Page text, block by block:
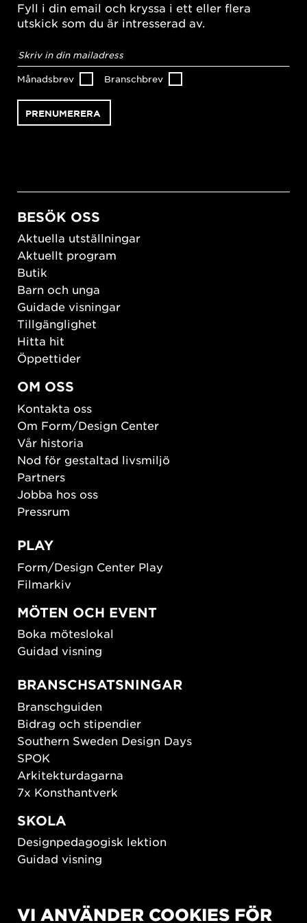
Fyll i din email och kryssa i ett eller flera
utskick som du är intresserad av.
postadress*
Månadsbrev Branschbrev
BESÖK OSS
Aktuella utställningar
Aktuellt program
Butik
Barn och unga
Guidade visningar
Tillgänglighet
Hitta hit
Öppettider
OM OSS
Kontakta oss
Om Form/Design Center
Vår historia
Nod för gestaltad livsmiljö
Partners
Jobba hos oss
Pressrum
PLAY
Form/Design Center Play
Filmarkiv
MÖTEN OCH EVENT
Boka möteslokal
Guidad visning
BRANSCHSATSNINGAR
Branschguiden
Bidrag och stipendier
Southern Sweden Design Days
SPOK
Arkitekturdagarna
7x Konsthantverk
SKOLA
Designpedagogisk lektion
Guidad visning
New European Bauhaus
VI ANVÄNDER COOKIES FÖR